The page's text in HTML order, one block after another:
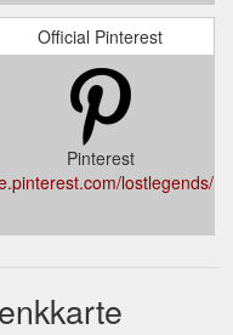
Official Pinterest
Pinterest
lostlegends/